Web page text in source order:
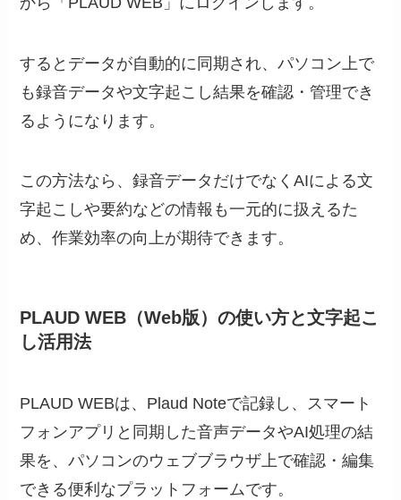
するとデータが自動的に同期され、パソコン上で
も録音データや文字起こし結果を確認・管理でき
るようになります。
この方法なら、録音データだけでなくAIによる文
字起こしや要約などの情報も一元的に扱えるた
め、作業効率の向上が期待できます。
PLAUD WEB（Web版）の使い方と文字起こ
し活用法
PLAUD WEBは、Plaud Noteで記録し、スマート
フォンアプリと同期した音声データやAI処理の結
果を、パソコンのウェブブラウザ上で確認・編集
できる便利なプラットフォームです。